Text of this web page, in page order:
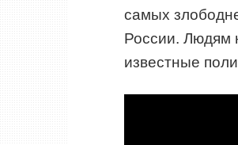
самых
России. Людям
известные